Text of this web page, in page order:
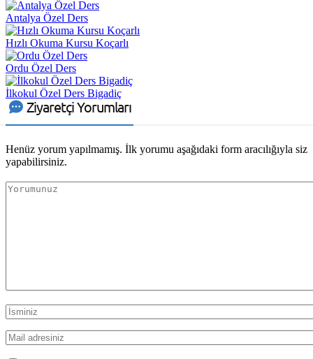
Antalya Özel Ders
Hızlı Okuma Kursu Koçarlı
Ordu Özel Ders
İlkokul Özel Ders Bigadiç
Ziyaretçi Yorumları
Henüz yorum yapılmamış. İlk yorumu aşağıdaki form aracılığıyla siz
yapabilirsiniz.